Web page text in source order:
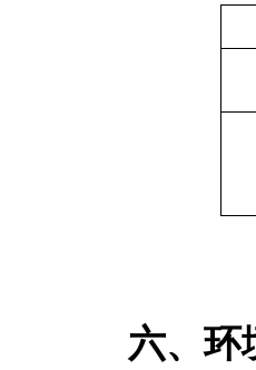
六、环